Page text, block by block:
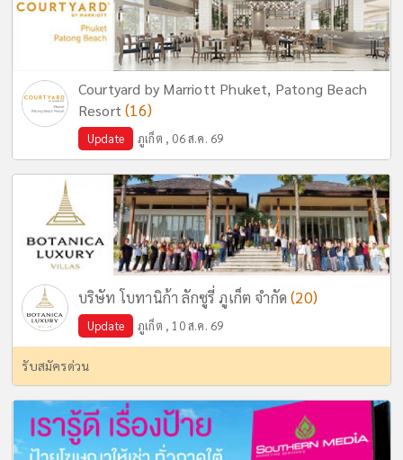
Courtyard by Marriott Phuket, Patong Beach
Resort(16)
Update ภูเก็ต , 06 ส.ค. 69
บริษัท โบทานิก้า ลักซูรี่ ภูเก็ต จำกัด(20)
Update ภูเก็ต , 10 ส.ค. 69
รับสมัครด่วน